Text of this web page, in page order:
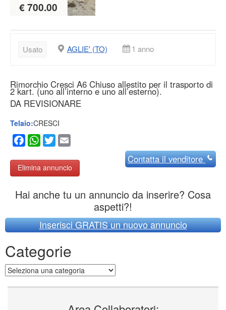
€ 700.00
Usato AGLIE' (TO) 1 anno
Rimorchio Cresci A6 Chiuso allestito per il trasporto di
2 kart. (uno all’interno e uno all’esterno).
DA REVISIONARE
Telaio:CRESCI
Facebook
WhatsApp
Twitter
Elimina annuncio
Contattail venditore
Hai anche tu un annuncio da inserire? Cosa
aspetti?!
Inserisci GRATIS un nuovo annuncio
Categorie
Categorie